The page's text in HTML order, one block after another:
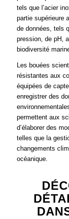
tels que l’acier
partie supérieure
de données, tels
pression, de pH,
biodiversité
Les bouées
résistantes aux
équipées de
enregistrer des
permettent aux
d’élaborer des
telles que la
changements
océanique.